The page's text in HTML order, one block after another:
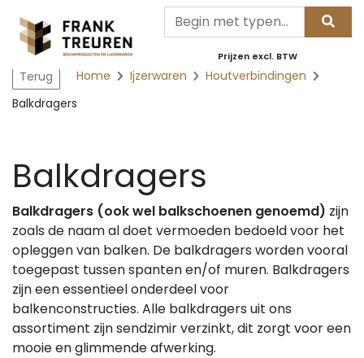
Prijzen excl. BTW
Terug Home Ijzerwaren
Houtverbindingen
Balkdragers
Balkdragers
Balkdragers (ook wel balkschoenen genoemd) zijn
zoals de naam al doet vermoeden bedoeld voor het
opleggen van balken. De balkdragers worden vooral
toegepast tussen spanten en/of muren. Balkdragers
zijn een essentieel onderdeel voor
balkenconstructies. Alle balkdragers uit ons
assortiment zijn sendzimir verzinkt, dit zorgt voor een
mooie en glimmende afwerking.